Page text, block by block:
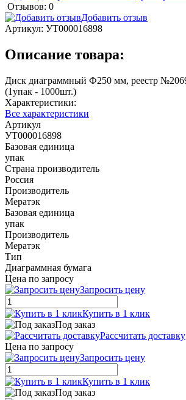
Отзывов: 0
Добавить отзыв
Артикул: УТ000016898
Описание товара:
Диск диаграммный Ф250 мм, реестр
(1упак - 1000шт.)
Характеристики:
Все характеристики
Артикул
УТ000016898
Базовая единица
упак
Страна производитель
Россия
Производитель
Мератэк
Базовая единица
упак
Производитель
Мератэк
Тип
Диаграммная бумага
Цена по запросу
Запросить цену
Купить в 1 клик
Под заказ
Рассчитать доставку
Цена по запросу
Запросить цену
Купить в 1 клик
Под заказ